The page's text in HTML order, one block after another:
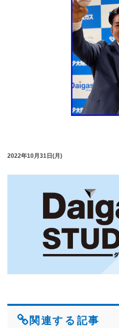
2022年10月31日(月)
関連する記事